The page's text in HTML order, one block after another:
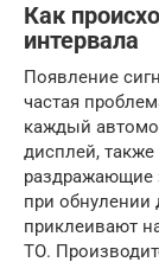
Как
интервала
Появление
частая
каждый
дисплей,
раздражающие
при обнулении
приклеивают
ТО.